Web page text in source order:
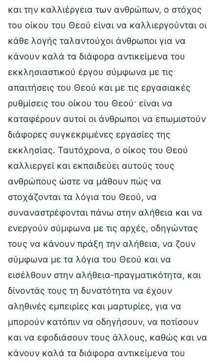
και την καλλιέργεια των ανθρώπων, ο στόχος
του οίκου του Θεού είναι να καλλιεργούνται οι
κάθε λογής ταλαντούχοι άνθρωποι για να
κάνουν καλά τα διάφορα αντικείμενα του
εκκλησιαστικού έργου σύμφωνα με τις
απαιτήσεις του Θεού και με τις εργασιακές
ρυθμίσεις του οίκου του Θεού· είναι να
καταφέρουν αυτοί οι άνθρωποι να επωμιστούν
διάφορες συγκεκριμένες εργασίες της
εκκλησίας. Ταυτόχρονα, ο οίκος του Θεού
καλλιεργεί και εκπαιδεύει αυτούς τους
ανθρώπους ώστε να μάθουν πώς να
στοχάζονται τα λόγια του Θεού, να
συναναστρέφονται πάνω στην αλήθεια και να
ενεργούν σύμφωνα με τις αρχές, οδηγώντας
τους να κάνουν πράξη την αλήθεια, να ζουν
σύμφωνα με τα λόγια του Θεού και να
εισέλθουν στην αλήθεια-πραγματικότητα, και
δίνοντάς τους τη δυνατότητα να έχουν
αληθινές εμπειρίες και μαρτυρίες, για να
μπορούν κατόπιν να οδηγήσουν, να ποτίσουν
και να εφοδιάσουν τους άλλους, καθώς και να
κάνουν καλά τα διάφορα αντικείμενα του